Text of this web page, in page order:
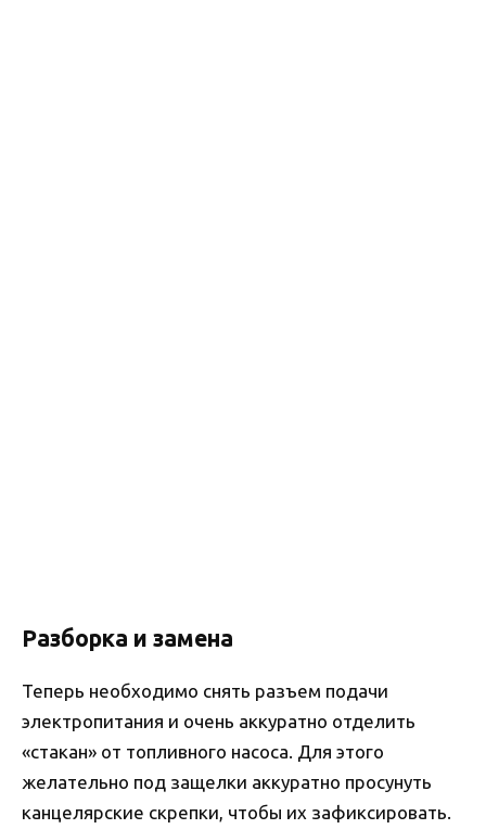
Разборка и замена
Теперь необходимо снять разъем подачи
электропитания и очень аккуратно отделить
«стакан» от топливного насоса. Для этого
желательно под защелки аккуратно просунуть
канцелярские скрепки, чтобы их зафиксировать.